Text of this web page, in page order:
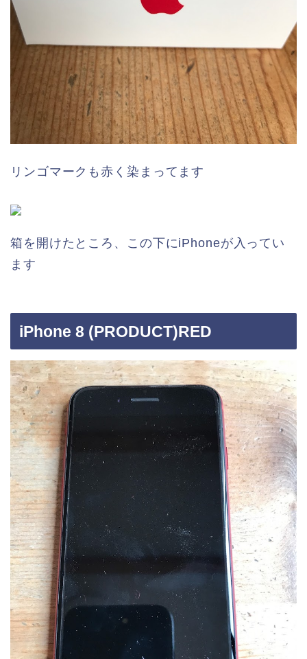
リンゴマークも赤く染まってます
箱を開けたところ、この下にiPhoneが入ってい
ます
iPhone 8 (PRODUCT)RED